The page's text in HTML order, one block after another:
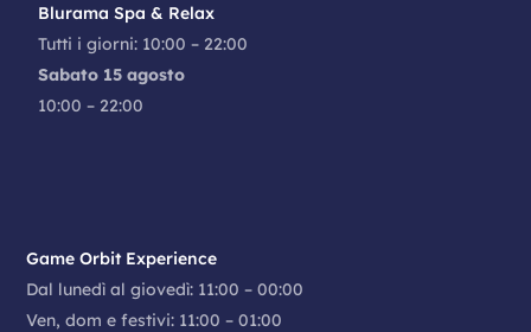
Blurama Spa & Relax
Tutti i giorni: 10:00 – 22:00
Sabato 15 agosto
10:00 – 22:00
Game Orbit Experience
Dal lunedì al giovedì: 11:00 – 00:00
Ven, dom e festivi: 11:00 – 01:00